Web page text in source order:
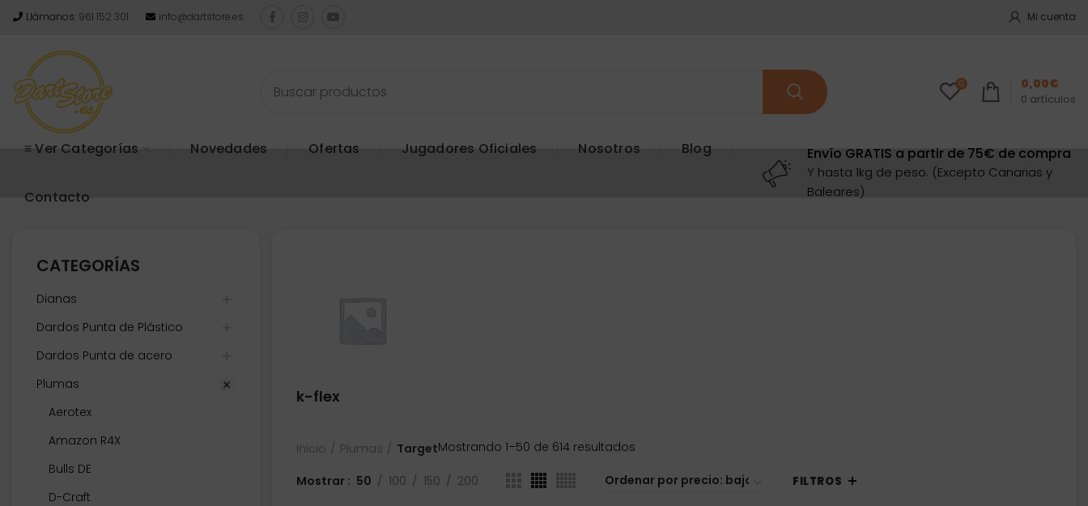
Llámanos: 961 152 301 info@dartstore.es Mi cuenta
0
0 artículos
0,00€
≡ Ver Categorías Novedades Ofertas Jugadores Oficiales Nosotros Blog
Contacto
Envío GRATIS a partir de 75€ de compra
Y hasta 1kg de peso. (Excepto Canarias y
Baleares)
CATEGORÍAS
Dianas
Dardos Punta de Plástico
Dardos Punta de acero
Plumas
Aerotex
Amazon R4X
Bulls DE
D-Craft
k-flex
Inicio Plumas TargetMostrando 1–50 de 614 resultados
precio:
Mostrar 50 100 150 200 FILTROS